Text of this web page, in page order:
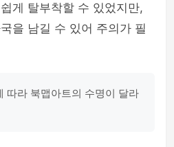
게 탈부착할 수 있었지만,
을 남길 수 있어 주의가 필
따라 북맵아트의 수명이 달라